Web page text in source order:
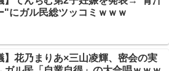
"にガル民総ツッコミｗｗｗ
】花乃まりあ×三山凌輝、密会の実